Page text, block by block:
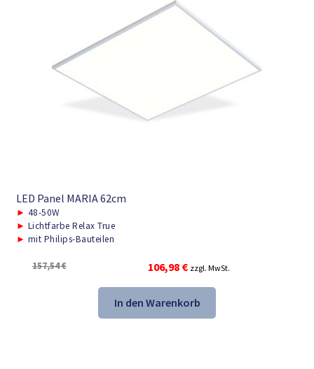
LED Panel MARIA 62cm
► 48-50W
► Lichtfarbe Relax True
► mit Philips-Bauteilen
157,54€
Ursprünglicher
Preis
war:
157,54 €
106,98 €Aktueller
Preis
ist:
106,98 €.
zzgl. MwSt.
In den Warenkorb